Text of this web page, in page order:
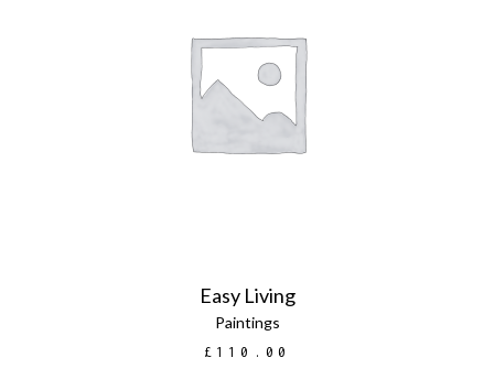
LEGGI TUTTO
Easy Living
Paintings
£ 110.00